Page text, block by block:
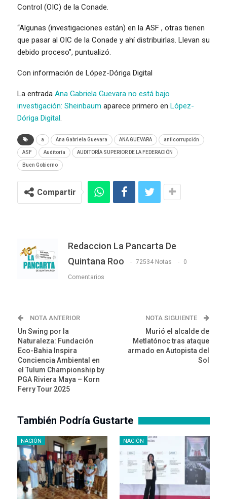
Control (OIC) de la Conade.
“Algunas (investigaciones están) en la ASF , otras tienen
que pasar al OIC de la Conade y ahí distribuirlas. Llevan su
debido proceso”, puntualizó.
Con información de López-Dóriga Digital
La entrada Ana Gabriela Guevara no está bajo
investigación: Sheinbaum aparece primero en López-
Dóriga Digital.
a Ana Gabriela Guevara ANA GUEVARA anticorrupción
ASF Auditoría AUDITORÍA SUPERIOR DE LA FEDERACIÓN
Buen Gobierno
Compartir
Redaccion La Pancarta De
Quintana Roo
72534 Notas 0
Comentarios
NOTA ANTERIOR
Un Swing por la
Naturaleza: Fundación
Eco-Bahia Inspira
Conciencia Ambiental en
el Tulum Championship by
PGA Riviera Maya – Korn
Ferry Tour 2025
NOTA SIGUIENTE
Murió el alcalde de
Metlatónoc tras ataque
armado en Autopista del
Sol
También Podría Gustarte
NACIÓN NACIÓN